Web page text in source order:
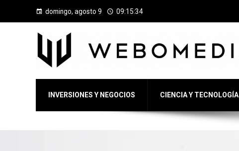
domingo, agosto 9 09:15:35
INVERSIONES Y NEGOCIOS CIENCIA Y TECNOLOGÍA